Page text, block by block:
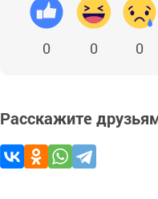
0 0 0
Расскажите